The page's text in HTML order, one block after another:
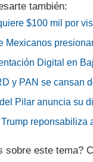
también:
$100 mil por
Mexicanos
Digital en
y PAN se cansan
Pilar anuncia su
reponsabiliza
sobre este tema?